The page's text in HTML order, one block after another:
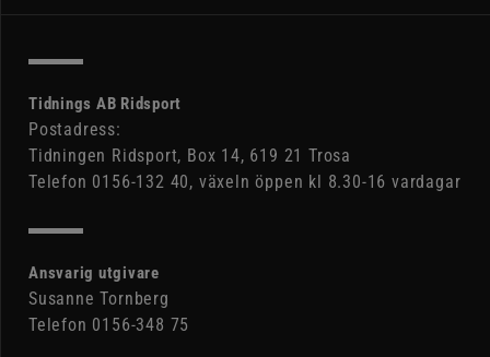
Tidnings AB Ridsport
Postadress:
Tidningen Ridsport, Box 14, 619 21 Trosa
Telefon 0156-132 40, växeln öppen kl 8.30-16 vardagar
Ansvarig utgivare
Susanne Tornberg
Telefon 0156-348 75